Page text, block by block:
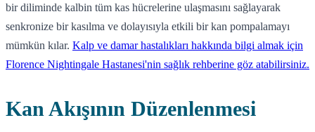
bir diliminde kalbin tüm kas hücrelerine ulaşmasını sağlayarak
senkronize bir kasılma ve dolayısıyla etkili bir kan pompalamayı
mümkün kılar. Kalp ve damar hastalıkları hakkında bilgi almak için
Florence Nightingale Hastanesi'nin sağlık rehberine göz atabilirsiniz.
Kan Akışının Düzenlenmesi